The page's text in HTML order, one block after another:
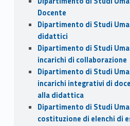
Docente
Dipartimento di Studi
didattici
Dipartimento di Studi
incarichi di collaborazione
Dipartimento di Studi
incarichi integrativi di
alla didattica
Dipartimento di Studi
costituzione di elenchi di